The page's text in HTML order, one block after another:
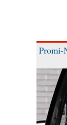
Promi-